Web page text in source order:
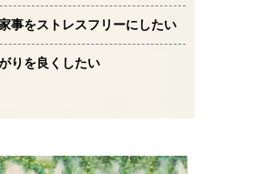
事をストレスフリーにしたい
りを良くしたい